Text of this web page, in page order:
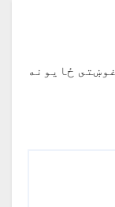
غوښتى ځایونه